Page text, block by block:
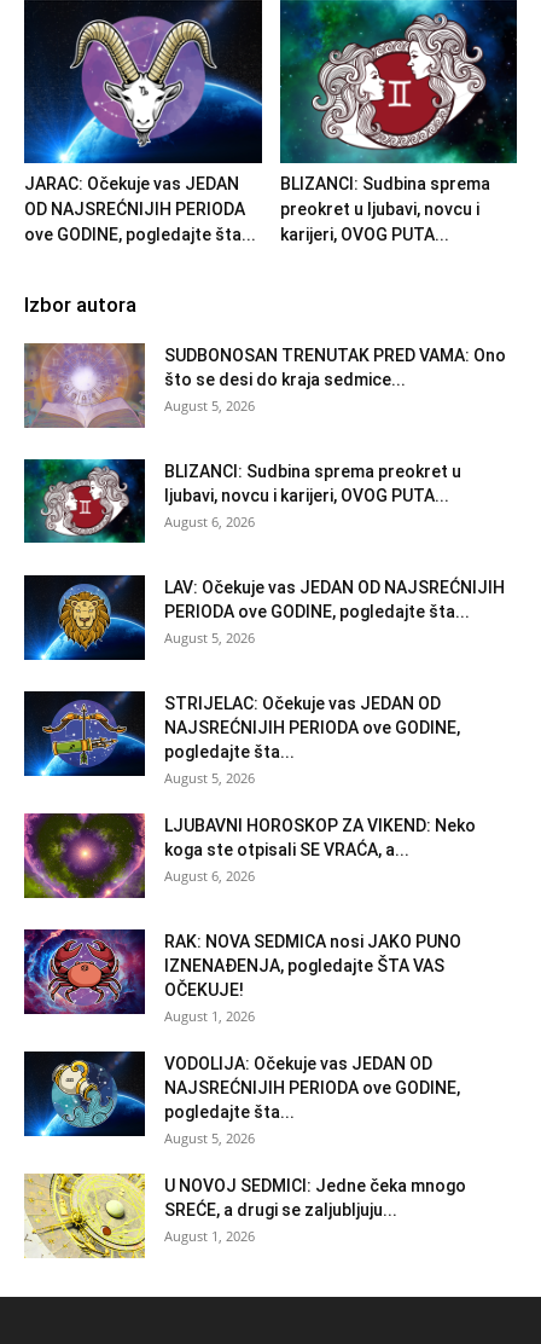
JARAC: Očekuje vas JEDAN
OD NAJSREĆNIJIH PERIODA
ove GODINE, pogledajte šta...
BLIZANCI: Sudbina sprema
preokret u ljubavi, novcu i
karijeri, OVOG PUTA...
Izbor autora
SUDBONOSAN TRENUTAK PRED VAMA: Ono
što se desi do kraja sedmice...
August 5, 2026
BLIZANCI: Sudbina sprema preokret u
ljubavi, novcu i karijeri, OVOG PUTA...
August 6, 2026
LAV: Očekuje vas JEDAN OD NAJSREĆNIJIH
PERIODA ove GODINE, pogledajte šta...
August 5, 2026
STRIJELAC: Očekuje vas JEDAN OD
NAJSREĆNIJIH PERIODA ove GODINE,
pogledajte šta...
August 5, 2026
LJUBAVNI HOROSKOP ZA VIKEND: Neko
koga ste otpisali SE VRAĆA, a...
August 6, 2026
RAK: NOVA SEDMICA nosi JAKO PUNO
IZNENAĐENJA, pogledajte ŠTA VAS
OČEKUJE!
August 1, 2026
VODOLIJA: Očekuje vas JEDAN OD
NAJSREĆNIJIH PERIODA ove GODINE,
pogledajte šta...
August 5, 2026
U NOVOJ SEDMICI: Jedne čeka mnogo
SREĆE, a drugi se zaljubljuju...
August 1, 2026